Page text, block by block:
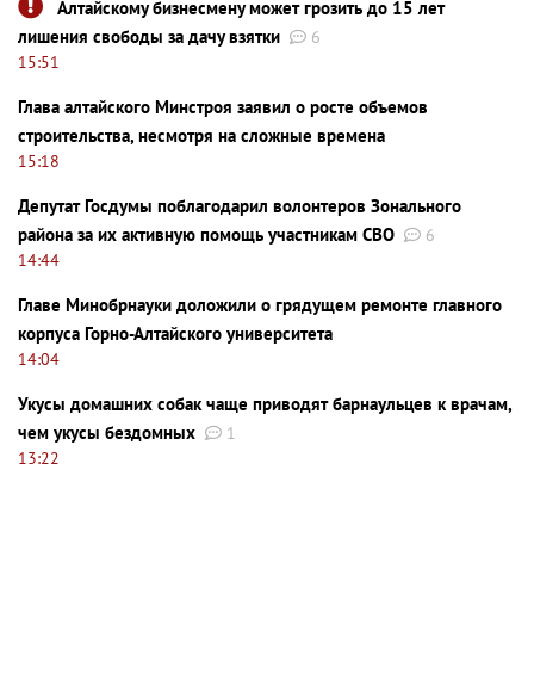
Алтайскому бизнесмену может грозить до 15 лет
лишения свободы за дачу взятки
6
15:51
Глава алтайского Минстроя заявил о росте объемов
строительства, несмотря на сложные времена
15:18
Депутат Госдумы поблагодарил волонтеров Зонального
района за их активную помощь участникам СВО
6
14:44
Главе Минобрнауки доложили о грядущем ремонте главного
корпуса Горно-Алтайского университета
14:04
Укусы домашних собак чаще приводят барнаульцев к врачам,
чем укусы бездомных
1
13:22